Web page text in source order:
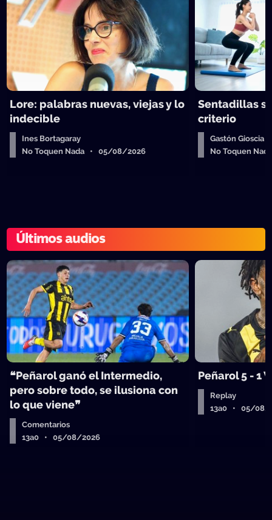
Lore: palabras nuevas, viejas y lo
indecible
Ines Bortagaray
No Toquen Nada • 05/08/2026
Sentadillas
criterio
Gastón Gioscia
No Toquen
Últimos audios
❝Peñarol ganó el Intermedio,
pero sobre todo, se ilusiona con
lo que viene❞
Comentarios
13a0 • 05/08/2026
Peñarol 5 - 1
Replay
13a0 • 05/08/